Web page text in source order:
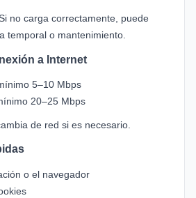
Si no carga correctamente, puede
temporal o mantenimiento.
a Internet
5–10 Mbps
20–25 Mbps
de red si es necesario.
o el navegador